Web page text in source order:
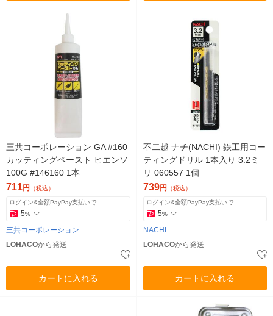
三共コーポレーション GA #160
カッティングペースト ヒエンソ
100G #146160 1本
711円 （税込）
ログイン&全額PayPay支払いで
5%
三共コーポレーション
LOHACOから発送
カートに入れる
不二越 ナチ(NACHI) 鉄工用コー
ティングドリル 1本入り 3.2ミ
リ 060557 1個
739円 （税込）
ログイン&全額PayPay支払いで
5%
NACHI
LOHACOから発送
カートに入れる